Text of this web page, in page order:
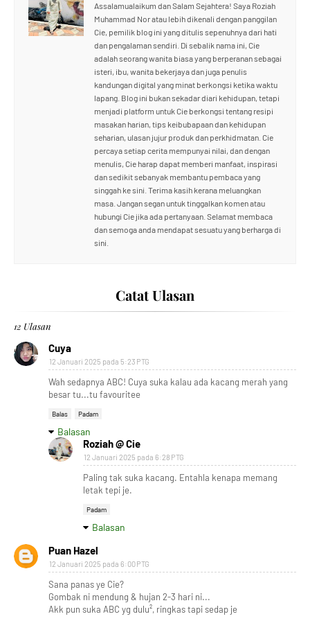
Assalamualaikum dan Salam Sejahtera! Saya Roziah
Muhammad Nor atau lebih dikenali dengan panggilan
Cie, pemilik blog ini yang ditulis sepenuhnya dari hati
dan pengalaman sendiri. Di sebalik nama ini, Cie
adalah seorang wanita biasa yang berperanan sebagai
isteri, ibu, wanita bekerjaya dan juga penulis
kandungan digital yang minat berkongsi ketika waktu
lapang. Blog ini bukan sekadar diari kehidupan, tetapi
menjadi platform untuk Cie berkongsi tentang resipi
masakan harian, tips keibubapaan dan kehidupan
seharian, ulasan jujur produk dan perkhidmatan. Cie
percaya setiap cerita mempunyai nilai, dan dengan
menulis, Cie harap dapat memberi manfaat, inspirasi
dan sedikit sebanyak membantu pembaca yang
singgah ke sini. Terima kasih kerana meluangkan
masa. Jangan segan untuk tinggalkan komen atau
hubungi Cie jika ada pertanyaan. Selamat membaca
dan semoga anda mendapat sesuatu yang berharga di
sini.
Catat Ulasan
12 Ulasan
Cuya
12 Januari 2025 pada 5:23 PTG
Wah sedapnya ABC! Cuya suka kalau ada kacang merah yang
besar tu...tu favouritee
Balas Padam
Balasan
Roziah @ Cie
12 Januari 2025 pada 6:28 PTG
Paling tak suka kacang. Entahla kenapa memang
letak tepi je.
Padam
Balasan
Puan Hazel
12 Januari 2025 pada 6:00 PTG
Sana panas ye Cie?
Gombak ni mendung & hujan 2-3 hari ni...
Akk pun suka ABC yg dulu², ringkas tapi sedap je